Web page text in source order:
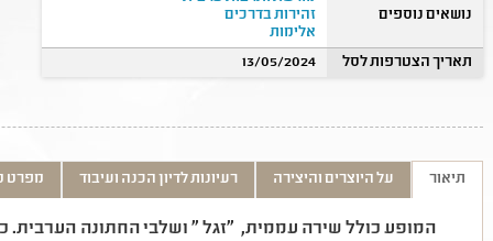
נושאים נוספים
זהירות בדרכים
אלימות
תאריך הצטרפות לסל
13/05/2024
תיאור על היוצרים והיצירה רעיונות לדיון הכנה ועיבוד מפרט
המופע כולל שירה עממית, "זגל " ושלבי החתונה הערבית.